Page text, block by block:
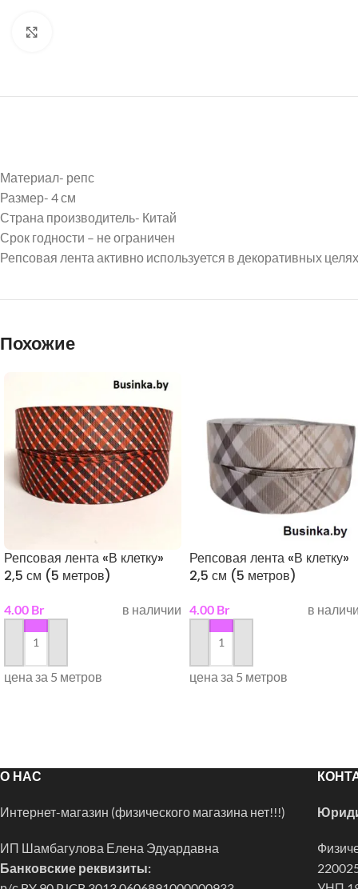
Материал- репс
Размер- 4 см
Страна производитель- Китай
Срок годности – не ограничен
Репсовая лента активно используется в декоративных
Похожие
Репсовая лента «В клетку»
2,5 см (5 метров)
4.00 Br в наличии
в корзину
цена за 5 метров
Репсовая лента «В клетку»
2,5 см (5 метров)
4.00 Br в
в корзину
цена за 5 метров
О НАС
Интернет-магазин (физического магазина нет!!!)
ИП Шамбагулова Елена Эдуардавна
Банковские реквизиты: